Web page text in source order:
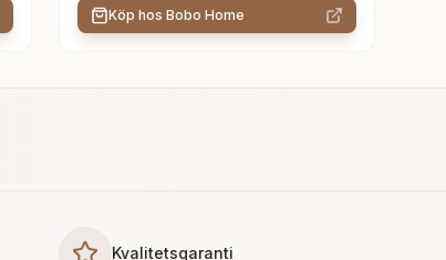
Köp hos Bobo Home
Kvalitetsgaranti